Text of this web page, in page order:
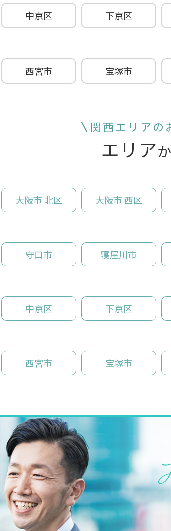
中京区 下京区
西宮市 宝塚市
関西エリアの
エリア
大阪市 北区 大阪市 西区
守口市 寝屋川市
中京区 下京区
西宮市 宝塚市